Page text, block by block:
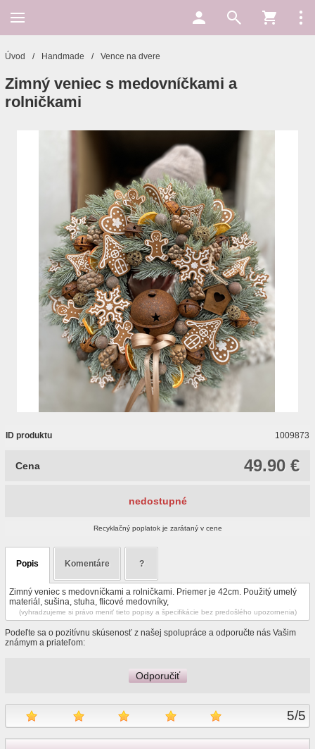
Podeľte sa o pozitívnu skúsenosť z našej spolupráce a odporučte nás Vašim
známym a priateľom:
Odporučiť
5/5
Úvod / Handmade / Vence na dvere
Zimný veniec s medovníčkami a
rolničkami
ID produktu 1009873
49.90 €
Cena
nedostupné
Recyklačný poplatok je zarátaný v cene
Popis Komentáre ?
Zimný veniec s medovníčkami a rolničkami. Priemer je 42cm. Použitý umelý
materiál, sušina, stuha, flicové medovníky,
(vyhradzujeme si právo meniť tieto popisy a špecifikácie bez predošlého upozornenia)